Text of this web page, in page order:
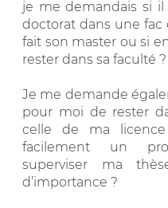
je me demandais si
doctorat dans une fac
fait son master ou si
rester dans sa faculté ?
Je me demande
pour moi de rester
celle de ma
facilement un
superviser ma
d’importance ?